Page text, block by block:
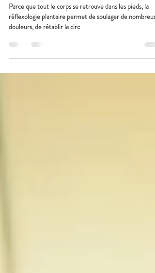
Réflexologie plantaire
Parce que tout le corps se retrouve dans les pieds, la
réflexologie plantaire permet de soulager de